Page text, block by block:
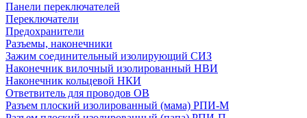
Панели переключателей
Переключатели
Предохранители
Разъемы, наконечники
Зажим соединительный изолирующий СИЗ
Наконечник вилочный изолированный НВИ
Наконечник кольцевой НКИ
Ответвитель для проводов ОВ
Разъем плоский изолированный (мама) РПИ-М